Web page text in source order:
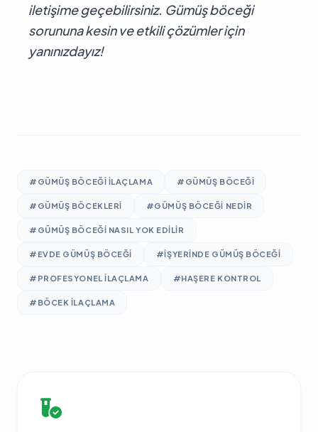
iletişime geçebilirsiniz. Gümüş böceği
sorununa kesin ve etkili çözümler için
yanınızdayız!
#GÜMÜŞ BÖCEĞI ILAÇLAMA #GÜMÜŞ BÖCEĞI
#GÜMÜŞ BÖCEKLERI #GÜMÜŞ BÖCEĞI NEDIR
#GÜMÜŞ BÖCEĞI NASIL YOK EDILIR
#EVDE GÜMÜŞ BÖCEĞI #IŞYERINDE GÜMÜŞ BÖCEĞI
#PROFESYONEL ILAÇLAMA #HAŞERE KONTROL
#BÖCEK ILAÇLAMA